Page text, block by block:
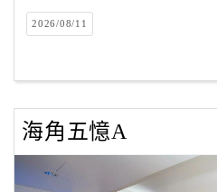
商
合
作
2026/08/11
海角五憶A